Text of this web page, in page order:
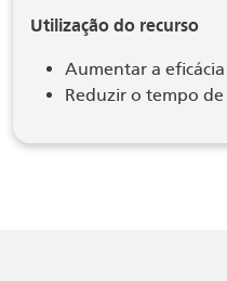
Utilização do recurso
Aumentar a
Reduzir o tempo